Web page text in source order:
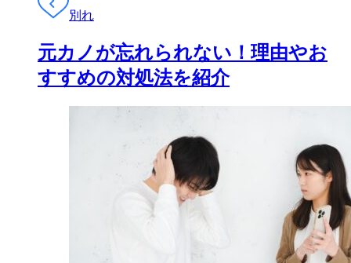
別れ
元カノが忘れられない！理由やお
すすめの対処法を紹介